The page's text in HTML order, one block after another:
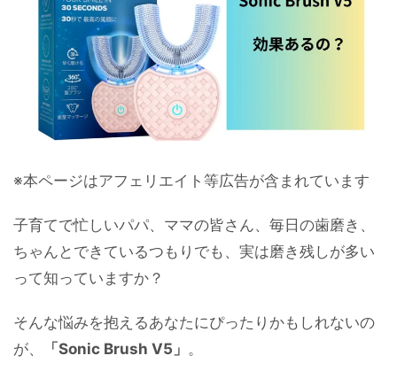
※本ページはアフェリエイト等広告が含まれています
子育てで忙しいパパ、ママの皆さん、毎日の歯磨き、
ちゃんとできているつもりでも、実は磨き残しが多い
って知っていますか？
そんな悩みを抱えるあなたにぴったりかもしれないの
が、
「Sonic Brush V5」 。